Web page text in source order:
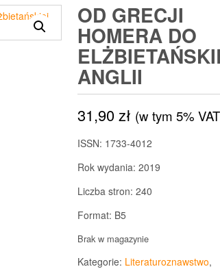
OD GRECJI
HOMERA DO
ANGLII
31,90zł (w tym 5%
ISSN: 1733-4012
Rok wydania: 2019
Liczba stron: 240
Format: B5
Brak w magazynie
Kategorie: Literaturoznawstwo,